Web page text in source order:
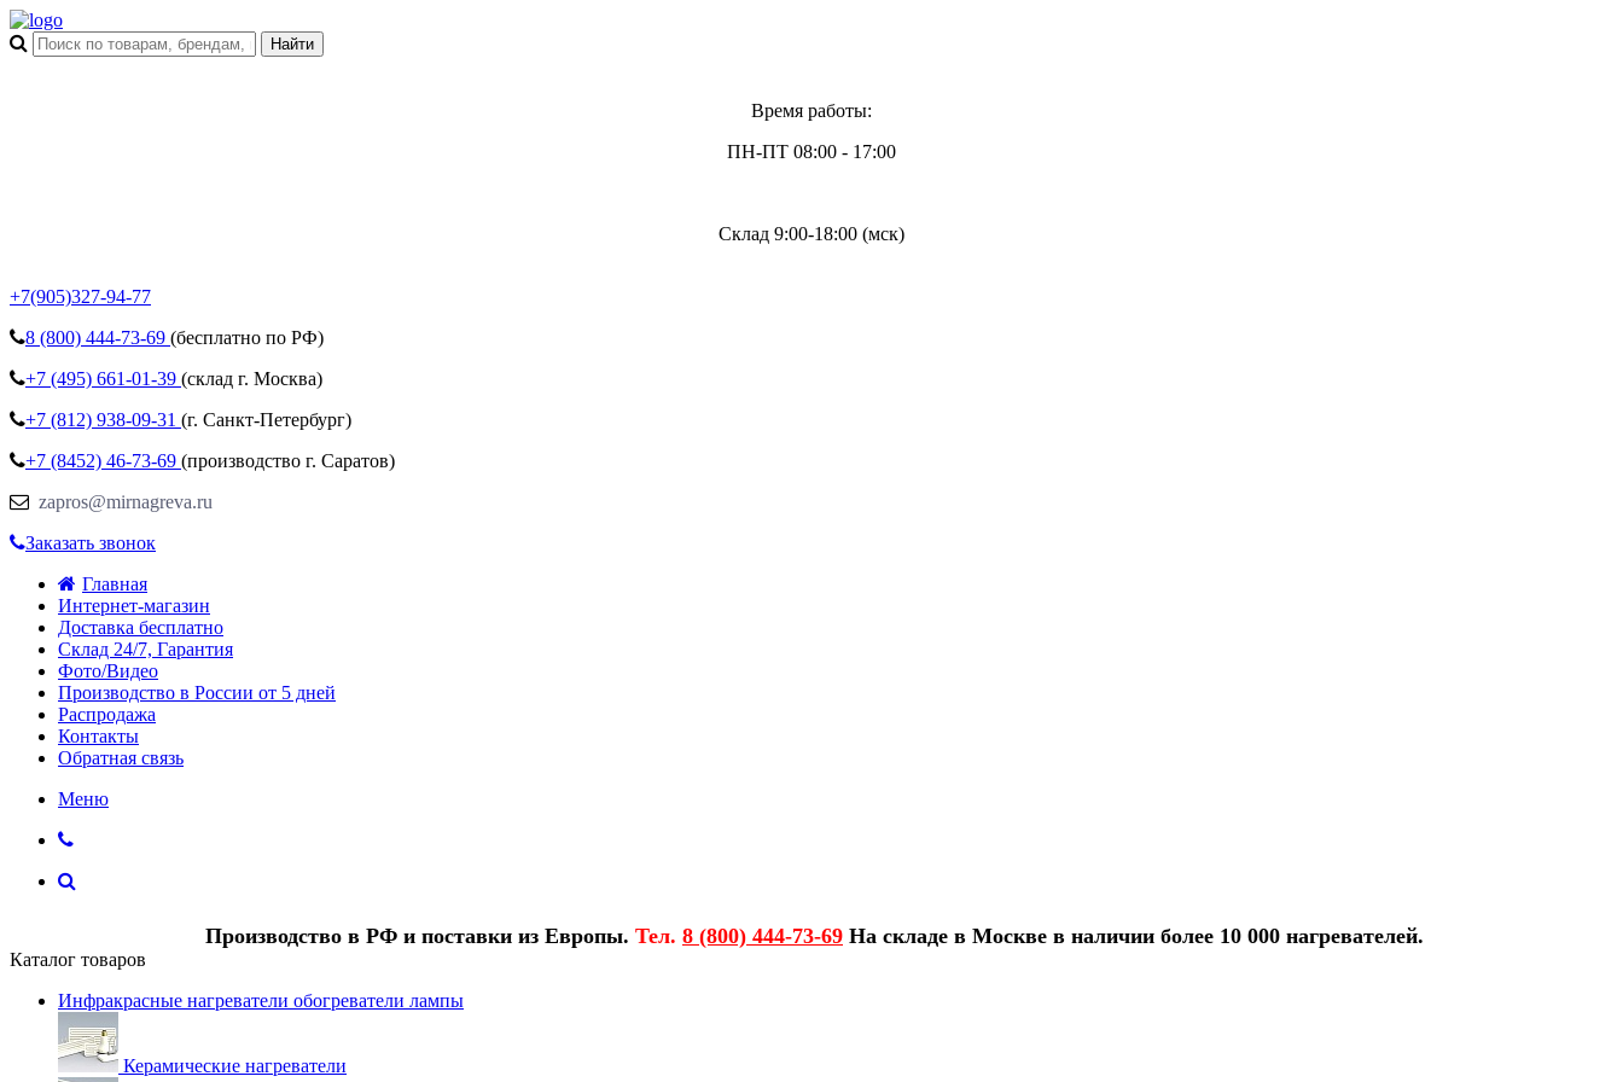
Время работы:
ПН-ПТ 08:00 - 17:00
Склад 9:00-18:00 (мск)
+7(905)327-94-77
8 (800) 444-73-69 (бесплатно по РФ)
+7 (495) 661-01-39 (склад г. Москва)
+7 (812) 938-09-31 (г. Санкт-Петербург)
+7 (8452) 46-73-69 (производство г. Саратов)
zapros@mirnagreva.ru
Заказать звонок
Главная
Интернет-магазин
Доставка бесплатно
Склад 24/7, Гарантия
Фото/Видео
Производство в России от 5 дней
Распродажа
Контакты
Обратная связь
Меню
Производство в РФ и поставки из Европы. Тел. 8 (800) 444-73-69 На складе в Москве в наличии более 10 000 нагревателей.
Каталог товаров
Инфракрасные нагреватели обогреватели лампы
Керамические нагреватели